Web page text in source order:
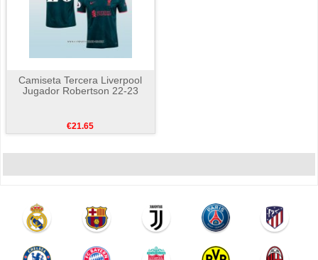
Camiseta Tercera Liverpool
Jugador Robertson 22-23
€21.65